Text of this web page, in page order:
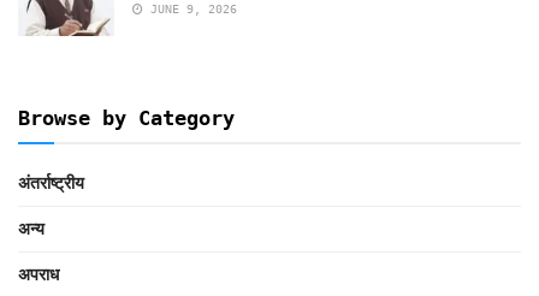
JUNE 9, 2026
Browse by Category
अंतर्राष्ट्रीय
अन्य
अपराध